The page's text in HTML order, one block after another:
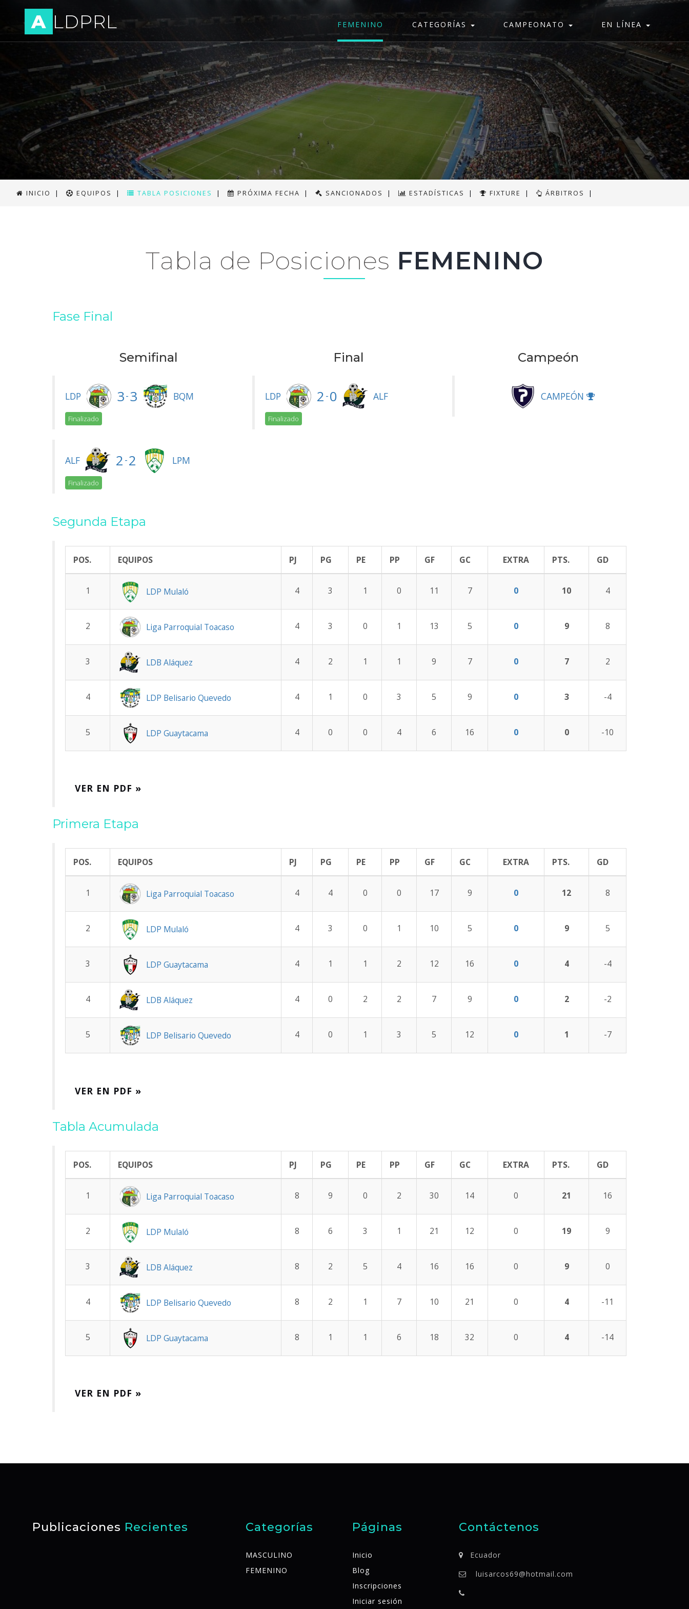
A LDPRL FEMENINO CATEGORÍAS CAMPEONATO EN LÍNEA
INICIO | EQUIPOS | TABLA POSICIONES | PRÓXIMA FECHA | SANCIONADOS | ESTADÍSTICAS | FIXTURE | ÁRBITROS |
Tabla de Posiciones FEMENINO
Fase Final
Semifinal
LDP 3-3 BQM
Finalizado
ALF 2 -2 LPM
Finalizado
Final
LDP 2 -0 ALF
Finalizado
Campeón
CAMPEÓN
Segunda Etapa
POS. EQUIPOS PJ PG PE PP GF GC EXTRA PTS. GD
1 LDP Mulaló 4 3 1 0 11 7 0 10 4
2 Liga Parroquial Toacaso 4 3 0 1 13 5 0 9 8
3 LDB Aláquez 4 2 1 1 9 7 0 7 2
4 LDP Belisario Quevedo 4 1 0 3 5 9 0 3 -4
5 LDP Guaytacama 4 0 0 4 6 16 0 0 -10
VER EN PDF »
Primera Etapa
POS. EQUIPOS PJ PG PE PP GF GC EXTRA PTS. GD
1 Liga Parroquial Toacaso 4 4 0 0 17 9 0 12 8
2 LDP Mulaló 4 3 0 1 10 5 0 9 5
3 LDP Guaytacama 4 1 1 2 12 16 0 4 -4
4 LDB Aláquez 4 0 2 2 7 9 0 2 -2
5 LDP Belisario Quevedo 4 0 1 3 5 12 0 1 -7
VER EN PDF »
Tabla Acumulada
POS. EQUIPOS PJ PG PE PP GF GC EXTRA PTS. GD
1 Liga Parroquial Toacaso 8 9 0 2 30 14 0 21 16
2 LDP Mulaló 8 6 3 1 21 12 0 19 9
3 LDB Aláquez 8 2 5 4 16 16 0 9 0
4 LDP Belisario Quevedo 8 2 1 7 10 21 0 4 -11
5 LDP Guaytacama 8 1 1 6 18 32 0 4 -14
VER EN PDF »
Publicaciones Recientes Categorías
MASCULINO
FEMENINO
Páginas
Inicio
Blog
Inscripciones
Iniciar sesión
Contáctenos
Ecuador
luisarcos69@hotmail.com